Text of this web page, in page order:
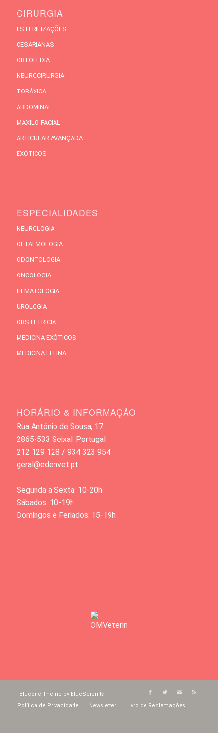
CIRURGIA
ESTERILIZAÇÕES
CESARIANAS
ORTOPEDIA
NEUROCIRURGIA
TORÁXICA
ABDOMINAL
MAXILO-FACIAL
ARTICULAR AVANÇADA
EXÓTICOS
ESPECIALIDADES
NEUROLOGIA
OFTALMOLOGIA
ODONTOLOGIA
ONCOLOGIA
HEMATOLOGIA
UROLOGIA
OBSTETRICIA
MEDICINA EXÓTICOS
MEDICINA FELINA
HORÁRIO & INFORMAÇÃO
Rua António de Sousa, 17
2865-533 Seixal, Portugal
212 129 128 / 934 323 954
geral@edenvet.pt
Segunda a Sexta: 10-20h
Sábados: 10-19h
Domingos e Feriados: 15-19h
- Blueone Theme by BlueSerenity
Política de Privacidade
Newsletter Livro de Reclamações